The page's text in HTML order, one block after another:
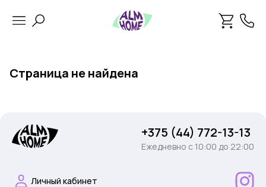
Страница не найдена
+375 (44) 772-13-13
Ежедневно c 10:00 до 22:00
Личный кабинет